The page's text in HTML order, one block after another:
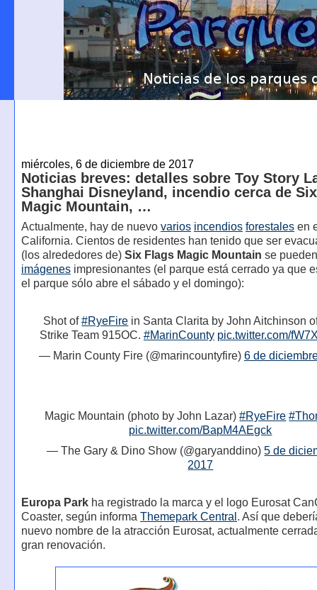
miércoles, 6 de diciembre de 2017
Noticias breves: detalles sobre Toy Story
Shanghai Disneyland, incendio cerca de
Magic Mountain, …
Actualmente, hay de nuevo varios incendios forestalesen
California. Cientos de residentes han tenido que ser
(los alrededores de) Six Flags Magic Mountain se
imágenesimpresionantes (el parque está cerrado ya que
el parque sólo abre el sábado y el domingo):
Shot of#RyeFire in Santa Clarita by John Aitchinson
Strike Team 915OC. #MarinCounty pic.twitter.com/
— Marin County Fire (@marincountyfire) 6 de
Magic Mountain (photo by John Lazar)#RyeFire
pic.twitter.com/BapM4AEgck
— The Gary & Dino Show (@garyanddino)5 de
2017
Europa Parkha registrado la marca y el logo Eurosat
Coaster, según informa Themepark Central . Así que
nuevo nombre de la atracción Eurosat, actualmente
gran renovación.